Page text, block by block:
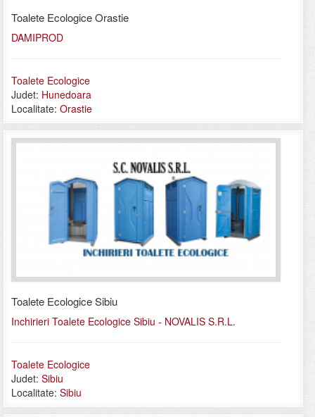
Toalete Ecologice Orastie
DAMIPROD
Toalete Ecologice
Judet: Hunedoara
Localitate: Orastie
Toalete Ecologice Sibiu
Inchirieri Toalete Ecologice Sibiu - NOVALIS S.R.L.
Toalete Ecologice
Judet: Sibiu
Localitate: Sibiu